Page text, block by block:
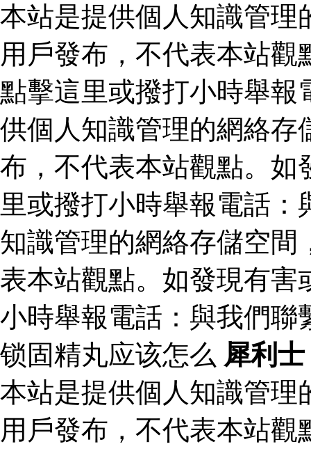
本站是提供個人知識管理
用戶發布，不代表本站
點擊這里或撥打小時舉報
供個人知識管理的網絡存
布，不代表本站觀點。如
里或撥打小時舉報電話
知識管理的網絡存儲空間
表本站觀點。如發現有害
小時舉報電話：與我們聯
锁固精丸应该怎么 犀利士
本站是提供個人知識管理
用戶發布，不代表本站